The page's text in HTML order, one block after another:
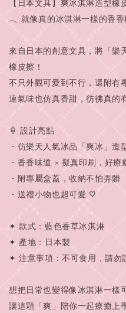
【日本文具】爽冰淇淋造型
𓂃 就像真的冰淇淋一樣的香
來自日本的創意文具，將「樂
橡皮擦！
不只外觀可愛到不行，還附有
連氣味也仿真香甜，彷彿真
🍦 設計亮點
・仿樂天人氣冰品「爽冰」造
・香香味道 × 擬真印刷，好療
・附專屬盒蓋，收納不怕弄髒
・送禮小物也超可愛 ♡
✦ 款式：藍色香草冰淇淋
✦ 產地：日本製
✦ 注意事項：不可食用，請勿
想把日常也變得像冰淇淋一樣
讓這顆「爽」陪你一起療癒